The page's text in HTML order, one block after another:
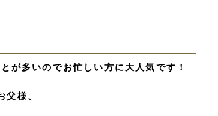
が多いのでお忙しい方に大人気です！
父様、